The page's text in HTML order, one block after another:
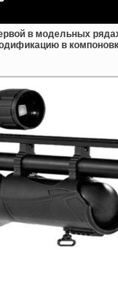
в модельных
в